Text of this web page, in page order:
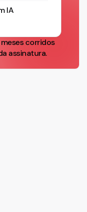
IA
corridos
assinatura.